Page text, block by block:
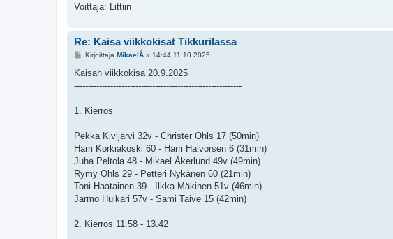
Voittaja: Littiin
Re: Kaisa viikkokisat Tikkurilassa
V
e
t
Kirjoittaja MikaelÅ» 14:44 11.10.2025
Kaisan viikkokisa 20.9.2025
------------------------------------------------------------
1. Kierros
Pekka Kivijärvi 32v - Christer Ohls 17 (50min)
Harri Korkiakoski 60 - Harri Halvorsen 6 (31min)
Juha Peltola 48 - Mikael Åkerlund 49v (49min)
Rymy Ohls 29 - Petteri Nykänen 60 (21min)
Toni Haatainen 39 - Ilkka Mäkinen 51v (46min)
Jarmo Huikari 57v - Sami Taive 15 (42min)
2. Kierros 11.58 - 13.42